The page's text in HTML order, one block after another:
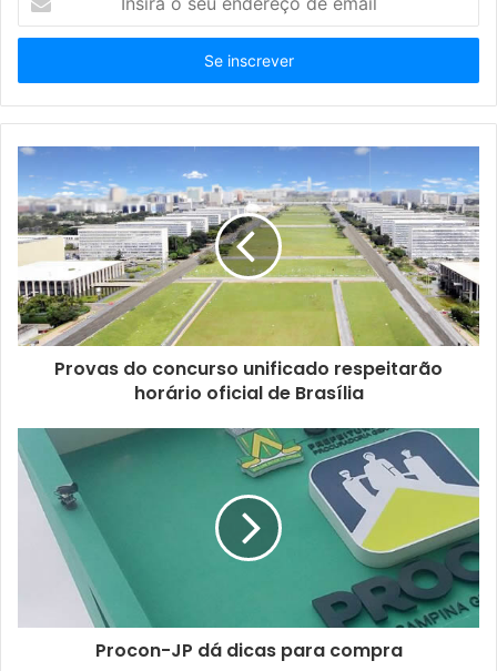
seu
de
email
Provas do concurso unificado respeitarão
horário oficial de Brasília
Procon-JP dá dicas para compra